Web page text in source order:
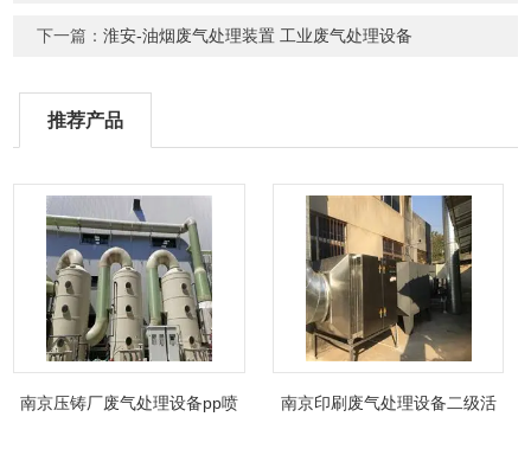
下一篇：淮安-油烟废气处理装置 工业废气处理设备
推荐产品
南京压铸厂废气处理设备pp喷
南京印刷废气处理设备二级活